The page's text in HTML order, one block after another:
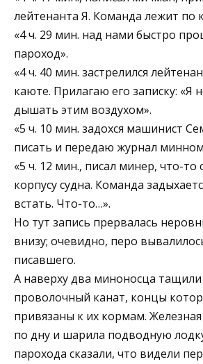
лейтенанта Я. Команда лежит по
«4 ч. 29 мин. над нами быстро
пароход».
«4 ч. 40 мин. застрелился
каюте. Прилагаю его записку: «Я
дышать этим воздухом».
«5 ч. 10 мин. задохся машинист
писать и передаю журнал
«5 ч. 12 мин., писал минер, что-то
корпусу судна. Команда
встать. Что-то…».
Но тут запись прервалась
внизу; очевидно, перо
писавшего.
А наверху два миноносца
проволочный канат, концы
привязаны к их кормам. Железная
по дну и шарила подводную
парохода сказали, что видели